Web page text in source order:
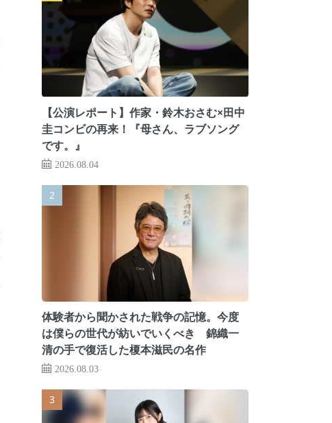
【公演レポート】作家・鈴木おさむ×田中
圭コンビの再来！『母さん、ラブソング
です。』
2026.08.04
体験者から聞かされた戦争の記憶。今度
は僕らの世代が紡いでいくべき 錦織一
清の手で復活した榎本滋民の名作
2026.08.03